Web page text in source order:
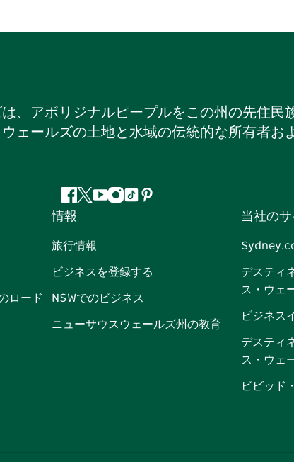
、アボリジナルピープルをこの州の先住民
ェールズの土地と水域の伝統的な所有者お
フ
ェ
イ
ス
ブ
ッ
ツ
ッ
ー
ユ
ー
ブ
イ
グ
ラ
テ
ト
ピ
ス
ロード
情報
旅行情報
ビジネスを登録する
NSWでのビジネス
ニューサウスウェールズ州の教育
当社のサ
デスティ
ス・ウェ
ビジネス
デスティ
ス・ウェ
ビビッド